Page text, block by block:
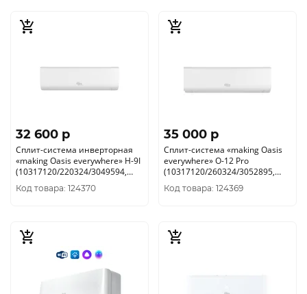
32 600 p
Сплит-система инверторная
«making Оasis everywhere» H-9I
(10317120/220324/3049594,
КИТАЙ )
Код товара: 124370
35 000 p
Сплит-система «making Оasis
everywhere» O-12 Pro
(10317120/260324/3052895,
КИТАЙ )
Код товара: 124369